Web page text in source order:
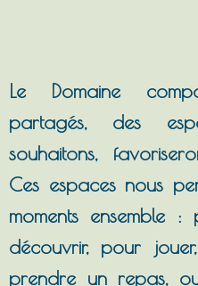
Le Domaine
partagés, des
souhaitons,
Ces espaces nous
moments ensemble
découvrir, pour
prendre un repas,